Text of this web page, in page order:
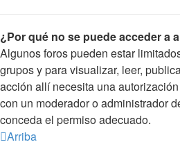
¿Por qué no se puede acceder a
Algunos foros pueden estar
grupos y para visualizar, leer,
acción allí necesita una
con un moderador o administrador
conceda el permiso adecuado.
Arriba